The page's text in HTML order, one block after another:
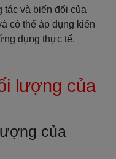
và biến đổi của
có thể áp dụng kiến
dụng thực tế.
lượng của
của